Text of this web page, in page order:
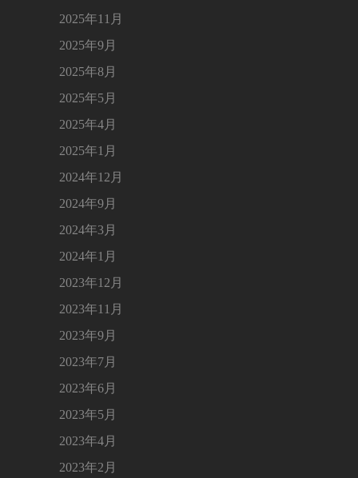
2025年11月
2025年9月
2025年8月
2025年5月
2025年4月
2025年1月
2024年12月
2024年9月
2024年3月
2024年1月
2023年12月
2023年11月
2023年9月
2023年7月
2023年6月
2023年5月
2023年4月
2023年2月